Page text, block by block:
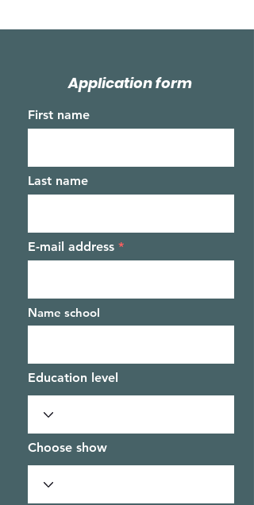
Application form
First name
Last name
E-mail address
Name school
Education level
Choose show